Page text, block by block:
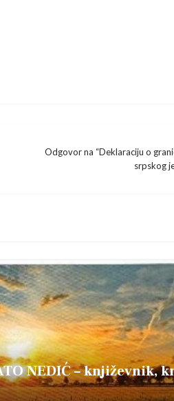
Odgovor na “Deklaraciju o
srpskog
NEDIĆ – književnik,